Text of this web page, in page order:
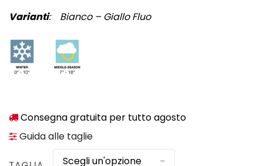
Varianti: Bianco – Giallo Fluo
Consegna gratuita per tutto agosto
Guida alle taglie